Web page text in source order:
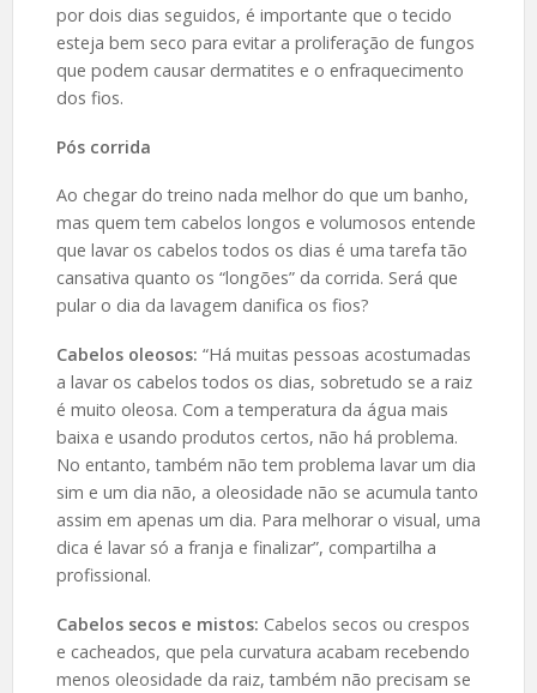
por dois dias seguidos, é importante que o tecido
esteja bem seco para evitar a proliferação de fungos
que podem causar dermatites e o enfraquecimento
dos fios.
Pós corrida
Ao chegar do treino nada melhor do que um banho,
mas quem tem cabelos longos e volumosos entende
que lavar os cabelos todos os dias é uma tarefa tão
cansativa quanto os “longões” da corrida. Será que
pular o dia da lavagem danifica os fios?
Cabelos oleosos: “Há muitas pessoas acostumadas
a lavar os cabelos todos os dias, sobretudo se a raiz
é muito oleosa. Com a temperatura da água mais
baixa e usando produtos certos, não há problema.
No entanto, também não tem problema lavar um dia
sim e um dia não, a oleosidade não se acumula tanto
assim em apenas um dia. Para melhorar o visual, uma
dica é lavar só a franja e finalizar”, compartilha a
profissional.
Cabelos secos e mistos: Cabelos secos ou crespos
e cacheados, que pela curvatura acabam recebendo
menos oleosidade da raiz, também não precisam se